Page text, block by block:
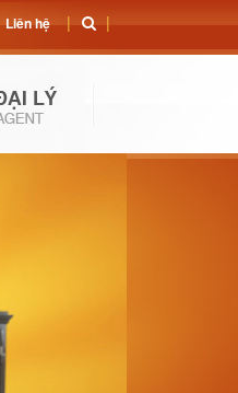
Liên hệ